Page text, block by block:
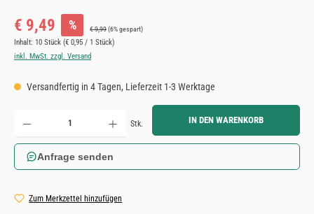
Verkaufspreis:
€ 9,49 % Regulärer Preis:
€ 9,99(6% gespart)
Inhalt: 10 Stück (€ 0,95 / 1 Stück)
inkl. MwSt. zzgl. Versand
Versandfertig in 4 Tagen, Lieferzeit 1-3 Werktage
Produkt Anzahl: Gib den gewünschten Wert ein oder benutze die Schaltflächen um die Anzahl zu
Stk. IN DEN WARENKORB
Anfrage senden
Zum Merkzettel hinzufügen